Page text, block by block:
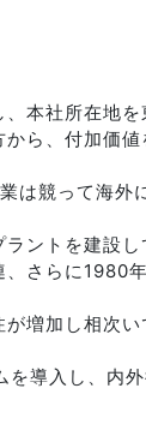
本社所在地を
ら、付加価
は競って海
ントを建設
さらに1980
増加し相次
導入し、内